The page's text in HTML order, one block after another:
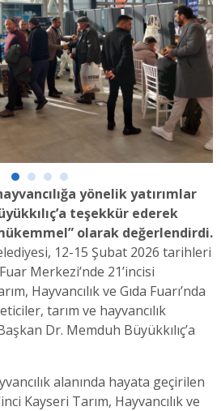
yönelik yatırımlar
teşekkür ederek
olarak değerlendirdi.
12-15 Şubat 2026 tarihleri
Merkezi’nde 21’incisi
Hayvancılık ve Gıda Fuarı’nda
tarım ve hayvancılık
Dr. Memduh Büyükkılıç’a
alanında hayata geçirilen
Kayseri Tarım, Hayvancılık ve